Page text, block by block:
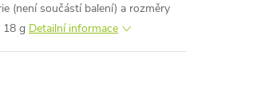
(není součástí balení) a rozměry
18 g Detailní informace